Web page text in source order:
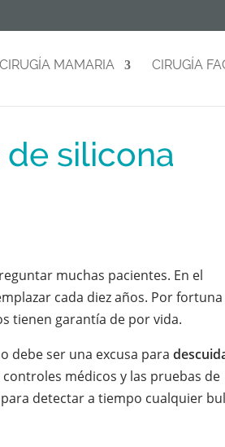
CIRUGÍA MAMARIA CIRUGÍA
silicona
muchas pacientes. En el
cada diez años. Por fortuna
tienen garantía de por vida.
debe ser una excusa para
médicos y las pruebas de
detectar a tiempo cualquier